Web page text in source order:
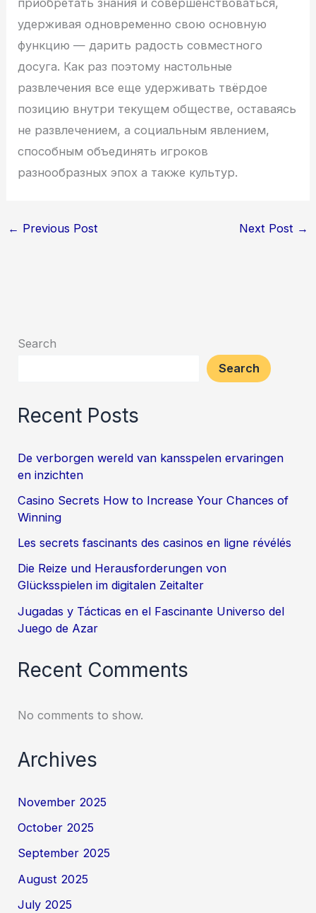
приобретать знания и совершенствоваться,
удерживая одновременно свою основную
функцию — дарить радость совместного
досуга. Как раз поэтому настольные
развлечения все еще удерживать твёрдое
позицию внутри текущем обществе, оставаясь
не развлечением, а социальным явлением,
способным объединять игроков
разнообразных эпох а также культур.
← Previous Post Next Post →
Search
Search
Recent Posts
De verborgen wereld van kansspelen ervaringen
en inzichten
Casino Secrets How to Increase Your Chances of
Winning
Les secrets fascinants des casinos en ligne révélés
Die Reize und Herausforderungen von
Glücksspielen im digitalen Zeitalter
Jugadas y Tácticas en el Fascinante Universo del
Juego de Azar
Recent Comments
No comments to show.
Archives
November 2025
October 2025
September 2025
August 2025
July 2025